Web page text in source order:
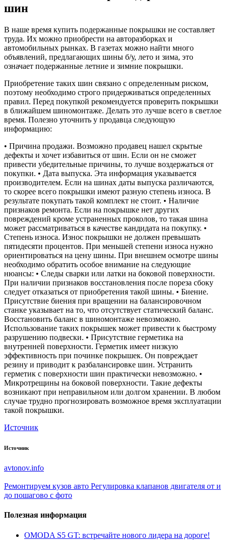
шин
В наше время купить подержанные покрышки не составляет
труда. Их можно приобрести на авторазборках и
автомобильных рынках. В газетах можно найти много
объявлений, предлагающих шины б/у, лето и зима, это
означает подержанные летние и зимние покрышки.
Приобретение таких шин связано с определенным риском,
поэтому необходимо строго придерживаться определенных
правил. Перед покупкой рекомендуется проверить покрышки
в ближайшем шиномонтаже. Делать это лучше всего в светлое
время. Полезно уточнить у продавца следующую
информацию:
• Причина продажи. Возможно продавец нашел скрытые
дефекты и хочет избавиться от шин. Если он не сможет
привести убедительные причины, то лучше воздержаться от
покупки. • Дата выпуска. Эта информация указывается
производителем. Если на шинах даты выпуска различаются,
то скорее всего покрышки имеют разную степень износа. В
результате покупать такой комплект не стоит. • Наличие
признаков ремонта. Если на покрышке нет других
повреждений кроме устраненных проколов, то такая шина
может рассматриваться в качестве кандидата на покупку. •
Степень износа. Износ покрышки не должен превышать
пятидесяти процентов. При меньшей степени износа нужно
ориентироваться на цену шины. При внешнем осмотре шины
необходимо обратить особое внимание на следующие
нюансы: • Следы сварки или латки на боковой поверхности.
При наличии признаков восстановления после пореза сбоку
следует отказаться от приобретения такой шины. • Биение.
Присутствие биения при вращении на балансировочном
станке указывает на то, что отсутствует статический баланс.
Восстановить баланс в шиномонтаже невозможно.
Использование таких покрышек может привести к быстрому
разрушению подвески. • Присутствие герметика на
внутренней поверхности. Герметик имеет низкую
эффективность при починке покрышек. Он повреждает
резину и приводит к разбалансировке шин. Устранить
герметик с поверхности шин практически невозможно. •
Микротрещины на боковой поверхности. Такие дефекты
возникают при неправильном или долгом хранении. В любом
случае трудно прогнозировать возможное время эксплуатации
такой покрышки.
Источник
Источник
avtonov.info
Ремонтируем кузов авто Регулировка клапанов двигателя от и
до пошагово с фото
Полезная информация
OMODA S5 GT: встречайте нового лидера на дороге!